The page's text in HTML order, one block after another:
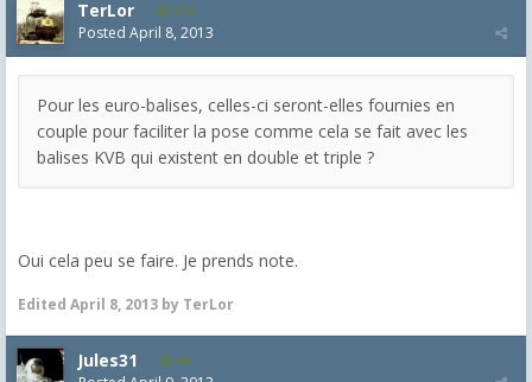
TerLor 114
Posted April 8, 2013
Pour les euro-balises, celles-ci seront-elles fournies en
couple pour faciliter la pose comme cela se fait avec les
balises KVB qui existent en double et triple ?
Oui cela peu se faire. Je prends note.
Edited April 8, 2013 by TerLor
Jules31 44